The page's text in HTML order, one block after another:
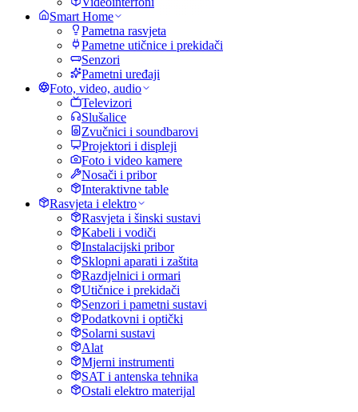
Smart Home
Pametna rasvjeta
Pametne utičnice i prekidači
Senzori
Pametni uređaji
Foto, video, audio
Televizori
Slušalice
Zvučnici i soundbarovi
Projektori i displeji
Foto i video kamere
Nosači i pribor
Interaktivne table
Rasvjeta i elektro
Rasvjeta i šinski sustavi
Kabeli i vodiči
Instalacijski pribor
Sklopni aparati i zaštita
Razdjelnici i ormari
Utičnice i prekidači
Senzori i pametni sustavi
Podatkovni i optički
Solarni sustavi
Alat
Mjerni instrumenti
SAT i antenska tehnika
Ostali elektro materijal